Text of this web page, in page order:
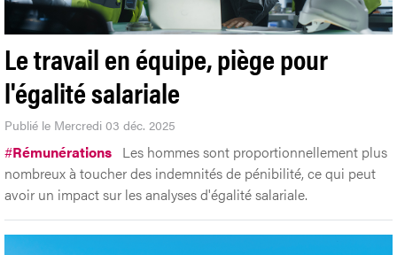
Le travail en équipe, piège pour
l'égalité salariale
Publié le Mercredi 03 déc. 2025
#Rémunérations Les hommes sont proportionnellement plus
nombreux à toucher des indemnités de pénibilité, ce qui peut
avoir un impact sur les analyses d'égalité salariale.